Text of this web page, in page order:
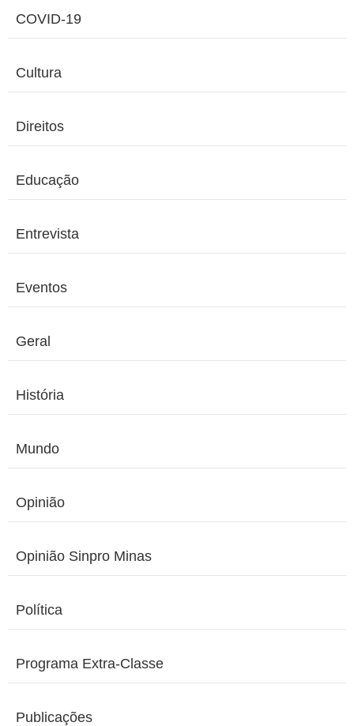
COVID-19
Cultura
Direitos
Educação
Entrevista
Eventos
Geral
História
Mundo
Opinião
Opinião Sinpro Minas
Política
Programa Extra-Classe
Publicações